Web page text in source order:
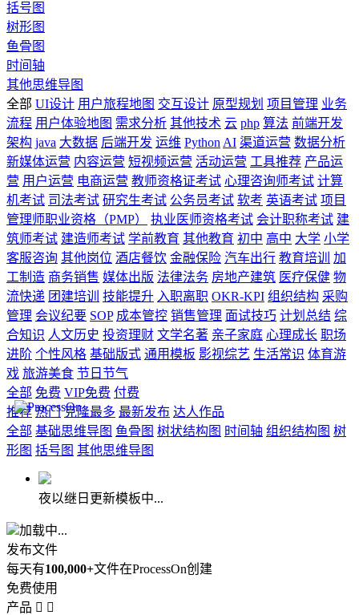
括号图
树形图
鱼骨图
时间轴
其他思维导图
全部 UI设计 用户旅程地图 交互设计 原型规划 项目管理 业务
流程 用户体验地图 需求分析 其他技术 云 php 算法 前端开发
架构 java 大数据 后端开发 运维 Python AI 渠道运营 数据分析
新媒体运营 内容运营 短视频运营 活动运营 工具推荐 产品运
营 用户运营 电商运营 教师资格证考试 心理咨询师考试 计算
机考试 司法考试 研究生考试 公务员考试 软考 英语考试 项目
管理师职业资格（PMP）
执业医师资格考试 会计职称考试 建
筑师考试 建造师考试 学前教育 其他教育 初中 高中 大学 小学
客服咨询 其他岗位 酒店餐饮 金融保险 汽车出行 教育培训
加
工制造 商务销售 媒体出版 法律法务 房地产建筑 医疗保健 物
流快递 团建培训 技能提升 入职离职 OKR-KPI 组织结构 采购
管理 会议纪要 SOP 成本管控 销售管理 面试技巧 计划总结 综
合知识 人文历史 投资理财 文学名著 亲子家庭 心理成长 职场
进阶 个性风格 基础版式 通用模板 影视综艺 生活常识 体育游
戏 旅游美食 节日节气
全部 免费 VIP免费 付费
推荐 热门 克隆最多 最新发布 达人作品
全部 基础思维导图 鱼骨图 树状结构图 时间轴 组织结构图 树
形图 括号图 其他思维导图
夜以继日更新模板中...
加载中...
发布文件
每天有100,000+文件在ProcessOn创建
免费使用
产品  